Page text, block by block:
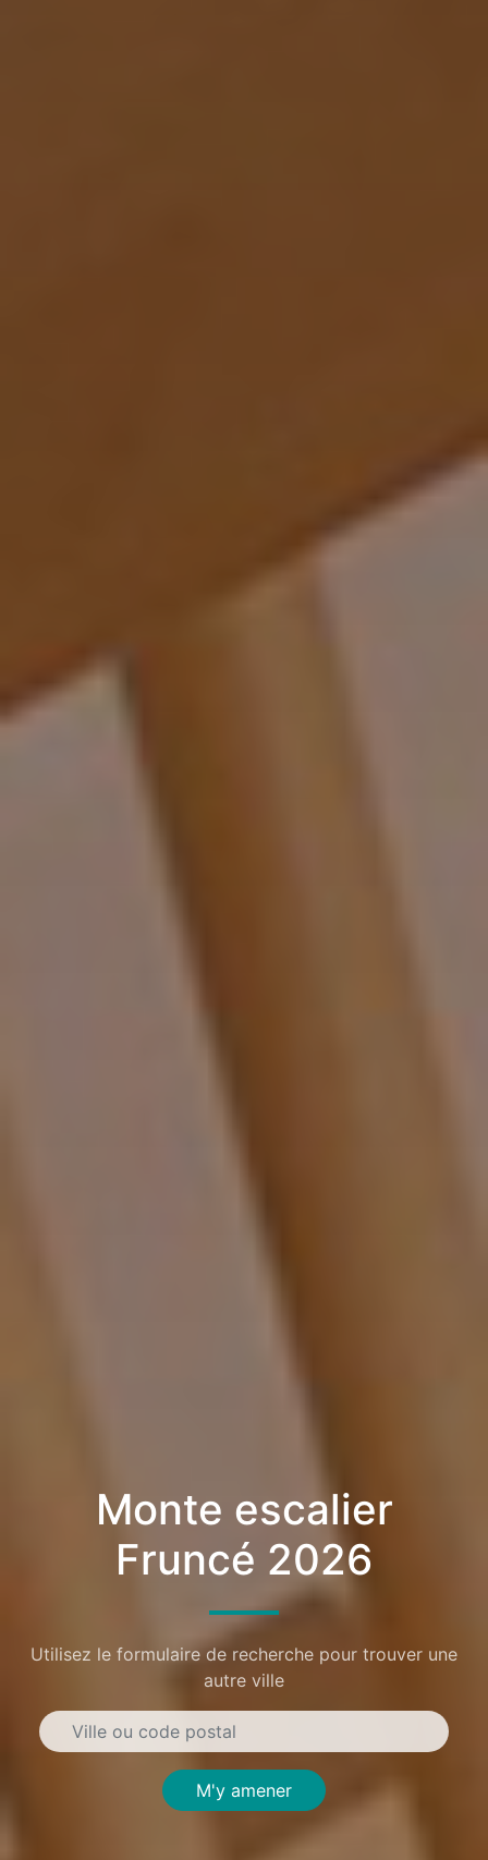
Monte escalier
Fruncé 2026
Utilisez le formulaire de recherche pour trouver une
autre ville
M'y amener